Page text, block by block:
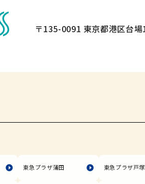
〒135-0091 東京都港区台
東急プラザ蒲田 東急プラザ戸塚